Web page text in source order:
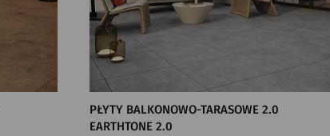
PŁYTY BALKONOWO-TARASOWE 2.0
EARTHTONE 2.0